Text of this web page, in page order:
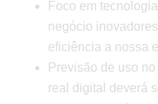
Foco em
negócio
eficiência a nossa
Previsão de uso
real digital deverá